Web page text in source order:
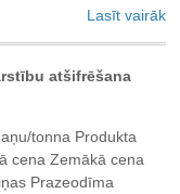
Lasīt vairāk
atšifrēšana
tonna Produkta
cena Zemākā cena
Prazeodīma